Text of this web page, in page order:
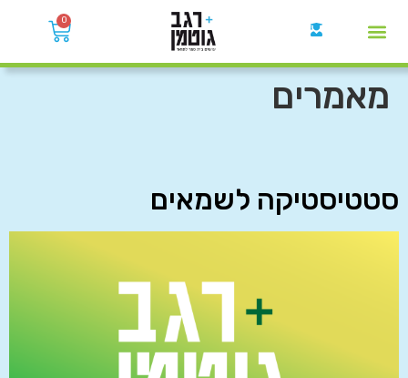
0
מאמרים
סטטיסטיקה לשמאים